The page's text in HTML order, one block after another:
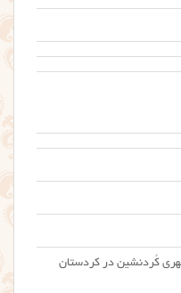
شهری کُردنشین در کردستان